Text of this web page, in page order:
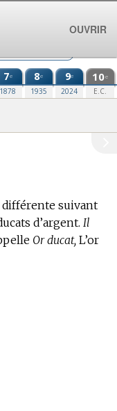
7e
1878
8e
1935
9e
2024
10e
E.C.
différente suivant
d’argent. Il
Or ducat, L’or
OUVRIR